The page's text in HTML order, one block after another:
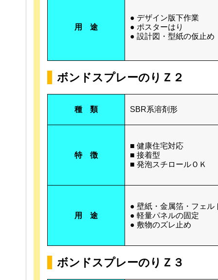
用 途
● デザイン版下作業
● ポスターはり
● 設計図・型紙の仮止め
ボンドスプレーのりＺ２
種 類 SBR系溶剤形
特 徴
■ 健康住宅対応
■ 接着型
■ 発泡スチロールＯＫ
用 途
● 壁紙・金属箔・フェル
● 軽量パネルの固定
● 敷物のズレ止め
ボンドスプレーのりＺ３